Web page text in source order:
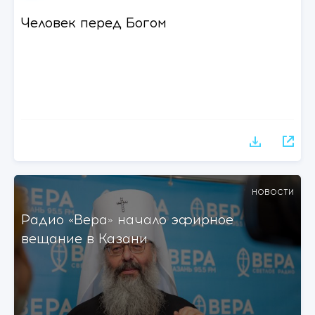
Человек перед Богом
НОВОСТИ
Радио «Вера» начало эфирное
вещание в Казани